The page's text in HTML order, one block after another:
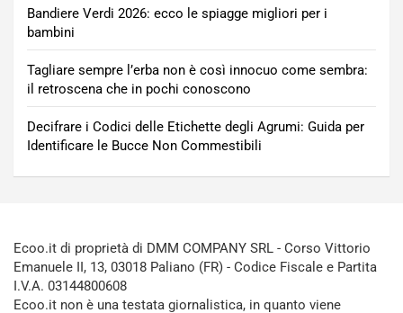
Bandiere Verdi 2026: ecco le spiagge migliori per i
bambini
Tagliare sempre l’erba non è così innocuo come sembra:
il retroscena che in pochi conoscono
Decifrare i Codici delle Etichette degli Agrumi: Guida per
Identificare le Bucce Non Commestibili
Ecoo.it di proprietà di DMM COMPANY SRL - Corso Vittorio
Emanuele II, 13, 03018 Paliano (FR) - Codice Fiscale e Partita
I.V.A. 03144800608
Ecoo.it non è una testata giornalistica, in quanto viene